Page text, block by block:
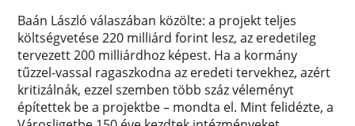
Baán László válaszában közölte: a projekt teljes
költségvetése 220 milliárd forint lesz, az eredetileg
tervezett 200 milliárdhoz képest. Ha a kormány
tűzzel-vassal ragaszkodna az eredeti tervekhez, azért
kritizálnák, ezzel szemben több száz véleményt
építettek be a projektbe – mondta el. Mint felidézte, a